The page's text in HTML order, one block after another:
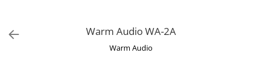
Playere si RecordereWarm Audio WA-2A
Warm Audio